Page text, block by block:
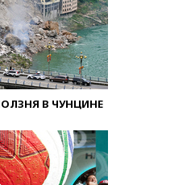
В ЧУНЦИНЕ